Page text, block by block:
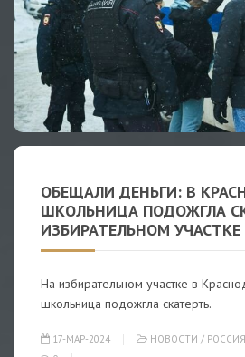
ОБЕЩАЛИ ДЕНЬГИ: В
ШКОЛЬНИЦА ПОДОЖГЛА
ИЗБИРАТЕЛЬНОМ УЧАСТКЕ
На избирательном участке в
школьница подожгла скатерть.
17-МАР-2024 НОВОСТИ / РОССИЯ